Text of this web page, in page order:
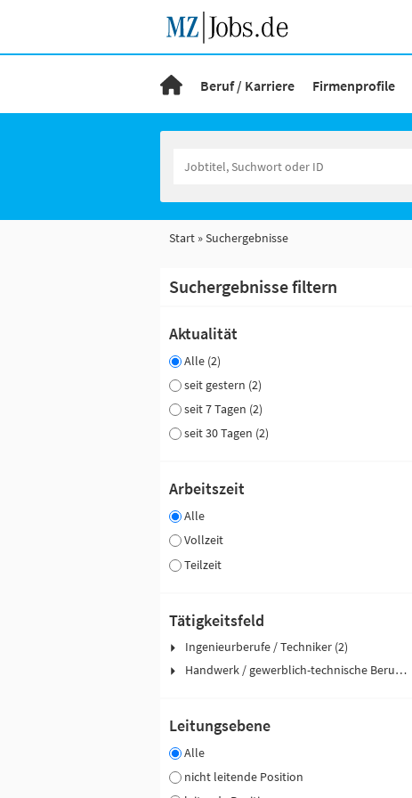
Beruf / Karriere Firmenprofile
Start Suchergebnisse
Suchergebnisse filtern
Aktualität
Alle (2)
seit gestern (2)
seit 7 Tagen (2)
seit 30 Tagen (2)
Arbeitszeit
Alle
Vollzeit
Teilzeit
Tätigkeitsfeld
Ingenieurberufe / Techniker (2)
Handwerk / gewerblich-technische Berufe (1)
Leitungsebene
Alle
nicht leitende Position